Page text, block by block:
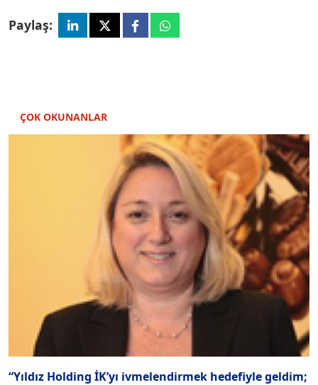
Paylaş:
ÇOK OKUNANLAR
“Yıldız Holding İK’yı ivmelendirmek hedefiyle geldim;